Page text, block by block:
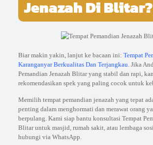
Jenazah Di Blitar?
Biar makin yakin, lanjut ke bacaan ini: Tempat
Karanganyar Berkualitas Dan Terjangkau. Jika
Pemandian Jenazah Blitar yang stabil dan rapi,
rekomendasikan spek yang paling cocok untuk
Memilih tempat pemandian jenazah yang tepat
penting dalam menghormati dan merawat orang
berpulang. Kami siap bantu konsultasi Tempat
Blitar untuk masjid, rumah sakit, atau lembaga
hubungi via WhatsApp.